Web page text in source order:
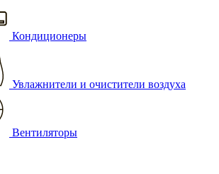
Кондиционеры
Увлажнители и очистители воздуха
Вентиляторы